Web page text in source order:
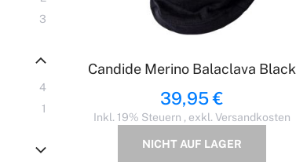
3
4
1
Candide Merino Balaclava Black
39,95 €
Inkl. 19% Steuern , exkl.Versandkosten
NICHT AUF LAGER